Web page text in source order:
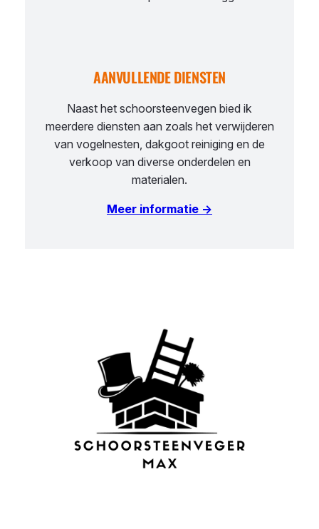
AANVULLENDE DIENSTEN
Naast het schoorsteenvegen bied ik
meerdere diensten aan zoals het verwijderen
van vogelnesten, dakgoot reiniging en de
verkoop van diverse onderdelen en
materialen.
Meer informatie →